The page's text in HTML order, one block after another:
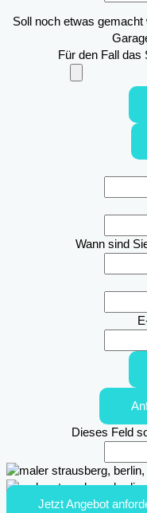
Soll noch etwas
Für den Fall das
Wann sind
Dieses Feld
Jetzt Angebot